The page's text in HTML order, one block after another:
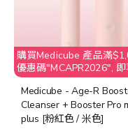
購買Medicube 產品滿
優惠碼"MCAPR2026",
扣
Medicube - Age-R
Cleanser + Booster Pro
plus [粉紅色 / 米色]